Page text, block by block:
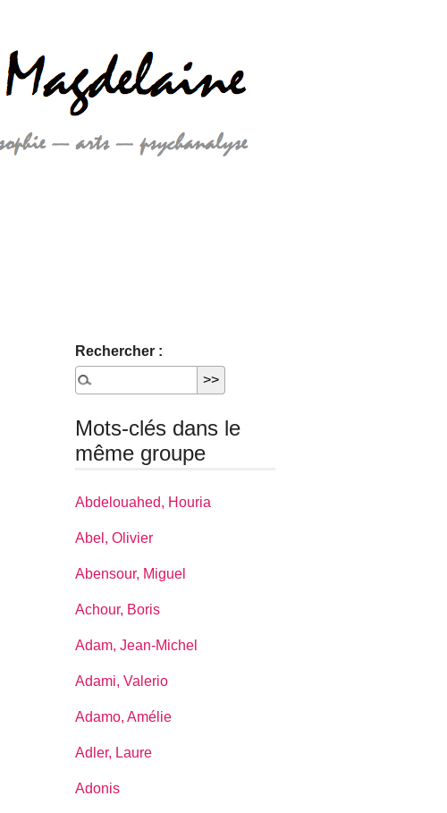
Rechercher :
Mots-clés dans le
même groupe
Abdelouahed, Houria
Abel, Olivier
Abensour, Miguel
Achour, Boris
Adam, Jean-Michel
Adami, Valerio
Adamo, Amélie
Adler, Laure
Adonis